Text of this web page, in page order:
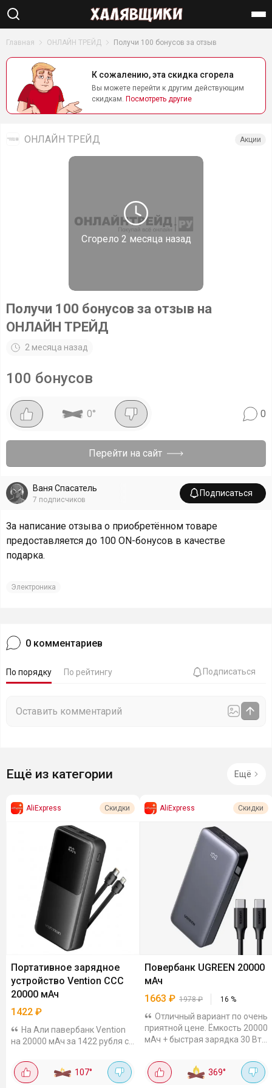
Главная ОНЛАЙН ТРЕЙД Получи 100 бонусов за отзыв
К сожалению, эта скидка сгорела
Вы можете перейти к другим действующим
скидкам. Посмотреть другие
Сгорело 2 месяца назад
ОНЛАЙН ТРЕЙД Акции
Получи 100 бонусов за отзыв на
ОНЛАЙН ТРЕЙД
2 месяца назад
100 бонусов
0° 0
Перейти на сайт
Ваня Спасатель
7 подписчиков
Подписаться
За написание отзыва о приобретённом товаре
предоставляется до 100 ON-бонусов в качестве
подарка.
Электроника
0 комментариев
По порядку По рейтингу Подписаться
Ещё из категории Ещё
AliExpress Скидки
Портативное зарядное
устройство Vention CCC
20000 мАч
1422 ₽
На Али павербанк Vention
на 20000 мАч за 1422 рубля с
провода - и под iPhone
(Lightning), и под Type-C.
107°
AliExpress Скидки
Повербанк UGREEN 20000
мАч
1663 ₽ 1978₽ 16 %
Отличный вариант по очень
приятной цене. Ёмкость 20000
мАч + быстрая зарядка 30 Вт.
заряжает быстро, например,
iPhone 16 Pro можно
подпитать на 55% всего...
369°